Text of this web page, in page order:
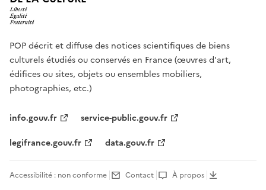
POP décrit et diffuse des notices scientifiques de biens
culturels étudiés ou conservés en France (œuvres d'art,
édifices ou sites, objets ou ensembles mobiliers,
photographies, etc.)
info.gouv.fr
service-public.gouv.fr
legifrance.gouv.fr
data.gouv.fr
Accessibilité : non conforme Contact À propos